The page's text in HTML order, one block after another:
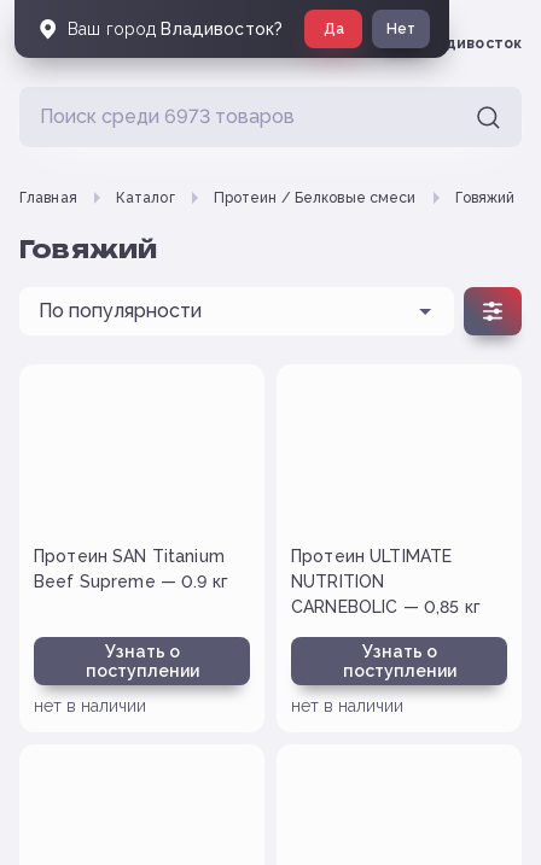
Владивосток
Главная Каталог Протеин / Белковые смеси Говяжий
Говяжий
Протеин SAN Titanium
Beef Supreme — 0.9 кг
Узнать о
поступлении
нет в наличии
Протеин ULTIMATE
NUTRITION
CARNEBOLIC — 0,85 кг
Узнать о
поступлении
нет в наличии
Ваш город Владивосток? Да Нет